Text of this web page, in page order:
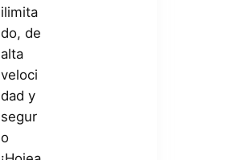
ilimita
do, de
alta
veloci
dad y
segur
o